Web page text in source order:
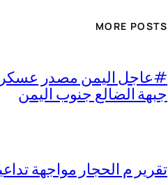
MORE POSTS
#عاجل اليمن مصدر عسكري
جبهة الضالع جنوب اليمن
تقرير م الحجار مواجهة